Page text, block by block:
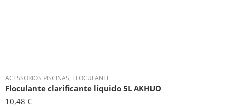
ACESSÓRIOS PISCINAS, FLOCULANTE
Floculante clarificante liquido 5L AKHUO
10,48 €